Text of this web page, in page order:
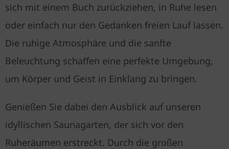
sich mit einem Buch zurückziehen, in Ruhe lesen
oder einfach nur den Gedanken freien Lauf lassen.
Die ruhige Atmosphäre und die sanfte
Beleuchtung schaffen eine perfekte Umgebung,
um Körper und Geist in Einklang zu bringen.
Genießen Sie dabei den Ausblick auf unseren
idyllischen Saunagarten, der sich vor den
Ruheräumen erstreckt. Durch die großen